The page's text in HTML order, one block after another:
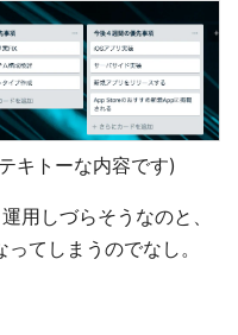
キトーな内容です)
用しづらそうなのと、
てしまうのでなし。